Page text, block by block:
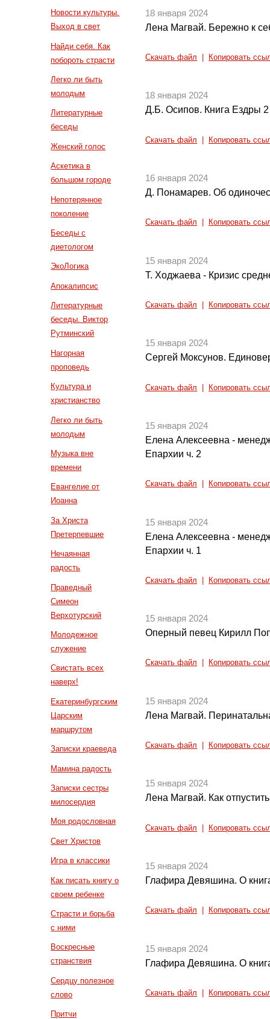
Новости культуры.
Выход в свет
Найди себя. Как
побороть страсти
Легко ли быть
молодым
Литературные
беседы
Женский голос
Аскетика в
большом городе
Непотерянное
поколение
Беседы с
диетологом
ЭкоЛогика
Апокалипсис
Литературные
беседы. Виктор
Рутминский
Нагорная
проповедь
Культура и
христианство
Легко ли быть
молодым
Музыка вне
времени
Евангелие от
Иоанна
За Христа
Претерпевшие
Нечаянная
радость
Праведный
Симеон
Верхотурский
Молодежное
служение
Свистать всех
наверх!
Екатеринбургским
Царским
маршрутом
Записки краеведа
Мамина радость
Записки сестры
милосердия
Моя родословная
Свет Христов
Игра в классики
Как писать книгу о
своем ребенке
Страсти и борьба
с ними
Воскресные
странствия
Сердцу полезное
слово
Притчи
18 января 2024
Лена Магвай. Бережно к
Скачать файл Копировать
18 января 2024
Д.Б. Осипов. Книга Ездры 2
Скачать файл Копировать
16 января 2024
Д. Понамарев. Об
Скачать файл Копировать
15 января 2024
Т. Ходжаева - Кризис
Скачать файл Копировать
15 января 2024
Сергей Моксунов.
Скачать файл Копировать
15 января 2024
Елена Алексеевна -
Епархии ч. 2
Скачать файл Копировать
15 января 2024
Елена Алексеевна -
Епархии ч. 1
Скачать файл Копировать
15 января 2024
Оперный певец Кирилл
Скачать файл Копировать
15 января 2024
Лена Магвай.
Скачать файл Копировать
15 января 2024
Лена Магвай. Как
Скачать файл Копировать
15 января 2024
Глафира Девяшина. О
Скачать файл Копировать
15 января 2024
Глафира Девяшина. О
Скачать файл Копировать